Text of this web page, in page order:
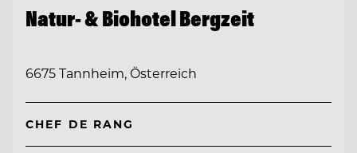
Natur- & Biohotel Bergzeit
6675 Tannheim, Österreich
CHEF DE RANG